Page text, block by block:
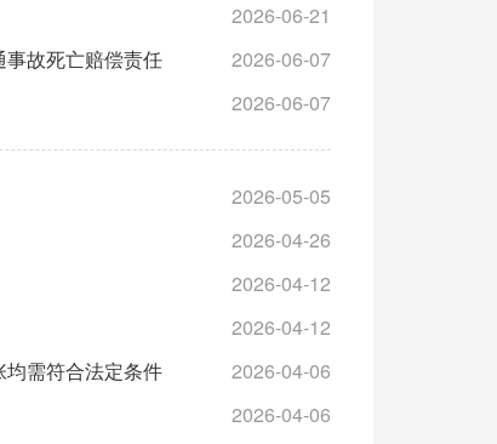
2026-06-21
2026-06-07
故死亡赔偿责任
2026-06-07
2026-05-05
2026-04-26
2026-04-12
2026-04-12
2026-04-06
需符合法定条件
2026-04-06